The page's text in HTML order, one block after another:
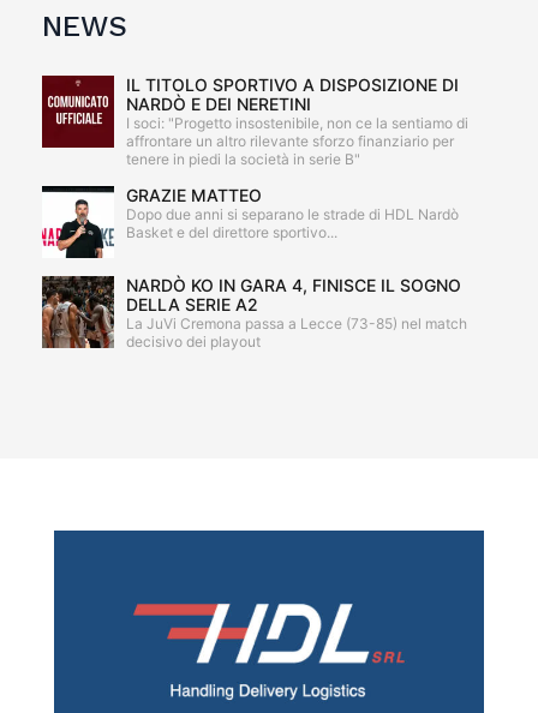
NEWS
IL TITOLO SPORTIVO A DISPOSIZIONE DI
NARDÒ E DEI NERETINI
I soci: "Progetto insostenibile, non ce la sentiamo di
affrontare un altro rilevante sforzo finanziario per
tenere in piedi la società in serie B"
GRAZIE MATTEO
Dopo due anni si separano le strade di HDL Nardò
Basket e del direttore sportivo...
NARDÒ KO IN GARA 4, FINISCE IL SOGNO
DELLA SERIE A2
La JuVi Cremona passa a Lecce (73-85) nel match
decisivo dei playout